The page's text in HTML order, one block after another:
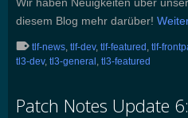
diesem Blog mehr darüber!
tlf-news, tlf-dev, tlf-featured , tlf-
tl3-dev, tl3-general , tl3-featured
Patch Notes Update